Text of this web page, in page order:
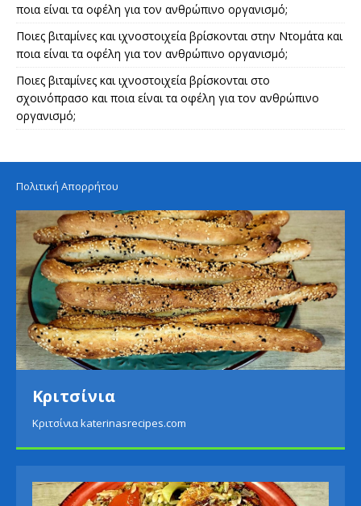
ποια είναι τα οφέλη για τον ανθρώπινο οργανισμό;
Ποιες βιταμίνες και ιχνοστοιχεία βρίσκονται στην Ντομάτα και
ποια είναι τα οφέλη για τον ανθρώπινο οργανισμό;
Ποιες βιταμίνες και ιχνοστοιχεία βρίσκονται στο
σχοινόπρασο και ποια είναι τα οφέλη για τον ανθρώπινο
οργανισμό;
Πολιτική Απορρήτου
Κριτσίνια
Κριτσίνια katerinasrecipes.com